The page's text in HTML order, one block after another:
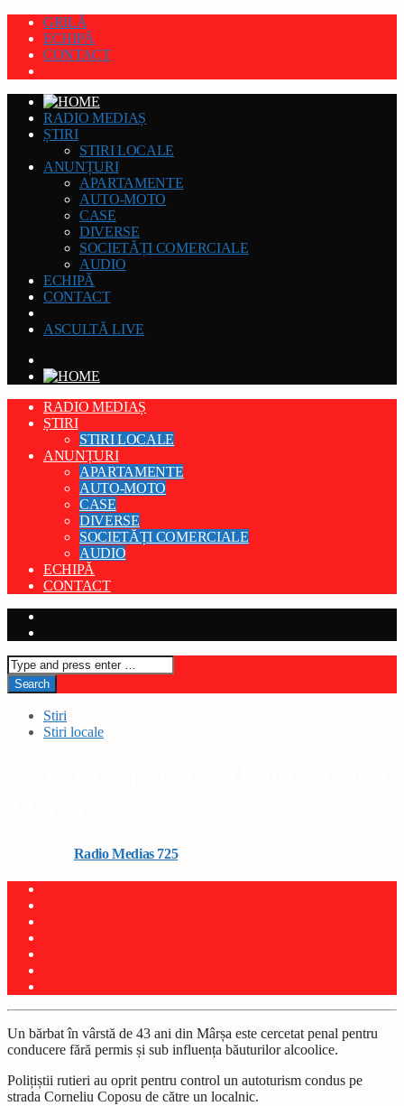
GRILĂ
ECHIPĂ
CONTACT
RADIO MEDIAȘ
ȘTIRI
STIRI LOCALE
ANUNȚURI
APARTAMENTE
AUTO-MOTO
CASE
DIVERSE
SOCIETĂȚI COMERCIALE
AUDIO
ECHIPĂ
CONTACT
ASCULTĂ LIVE
RADIO MEDIAȘ
ȘTIRI
STIRI LOCALE
ANUNȚURI
APARTAMENTE
AUTO-MOTO
CASE
DIVERSE
SOCIETĂȚI COMERCIALE
AUDIO
ECHIPĂ
CONTACT
Stiri
Stiri locale
Radio Medias 725on 20 mai 2025
Un bărbat în vârstă de 43 ani din Mârșa este cercetat penal pentru
conducere fără permis și sub influența băuturilor alcoolice.
Polițiștii rutieri au oprit pentru control un autoturism condus pe
strada Corneliu Coposu de către un localnic.